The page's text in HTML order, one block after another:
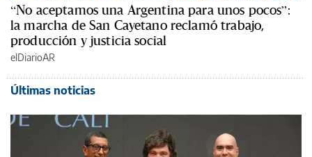
“No aceptamos una Argentina para unos pocos”:
la marcha de San Cayetano reclamó trabajo,
producción y justicia social
elDiarioAR
Últimas noticias